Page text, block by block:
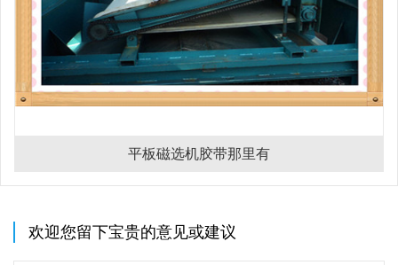
平板磁选机胶带那里有
欢迎您留下宝贵的意见或建议